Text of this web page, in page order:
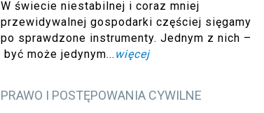
W świecie niestabilnej i coraz mniej
przewidywalnej gospodarki częściej sięgamy
po sprawdzone instrumenty. Jednym z nich –
być może jedynym... więcej
PRAWO I POSTĘPOWANIA CYWILNE